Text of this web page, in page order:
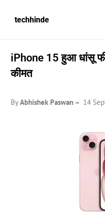
techhinde
iPhone 15 हुआ धांसू
कीमत
ByAbhishek Paswan – 14